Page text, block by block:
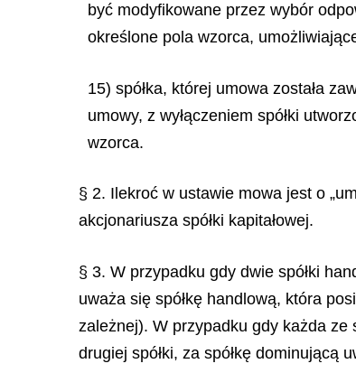
być modyfikowane przez wybór
określone pola wzorca,
15) spółka, której umowa została
umowy, z wyłączeniem spółki
wzorca.
§ 2. Ilekroć w ustawie mowa jest o
akcjonariusza spółki kapitałowej.
§ 3. W przypadku gdy dwie spółki
uważa się spółkę handlową, która
zależnej). W przypadku gdy każda ze
drugiej spółki, za spółkę dominującą